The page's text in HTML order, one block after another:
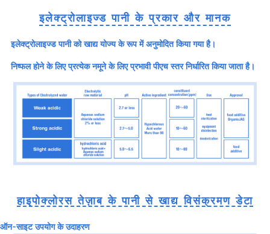
इलेक्ट्रोलाइज्ड पानी के प्रकार और मानक
इलेक्ट्रोलाइज्ड पानी को खाद्य योज्य के रूप में अनुमोदित किया गया है।
निष्फल होने के लिए प्रत्येक नमूने के लिए प्रभावी पीएच स्तर निर्धारित किया जाता है।
हाइपोक्लोरस तेज़ाब के पानी से खाद्य विसंक्रमण डेटा
ऑन-साइट उपयोग के उदाहरण